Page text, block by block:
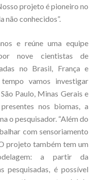
projeto é pioneiro no
não conhecidos”.
e reúne uma equipe
nove cientistas de
no Brasil, França e
vamos investigar
Paulo, Minas Gerais e
nos biomas, a
o pesquisador. “Além do
com sensoriamento
projeto também tem um
a partir da
pesquisadas, é possível